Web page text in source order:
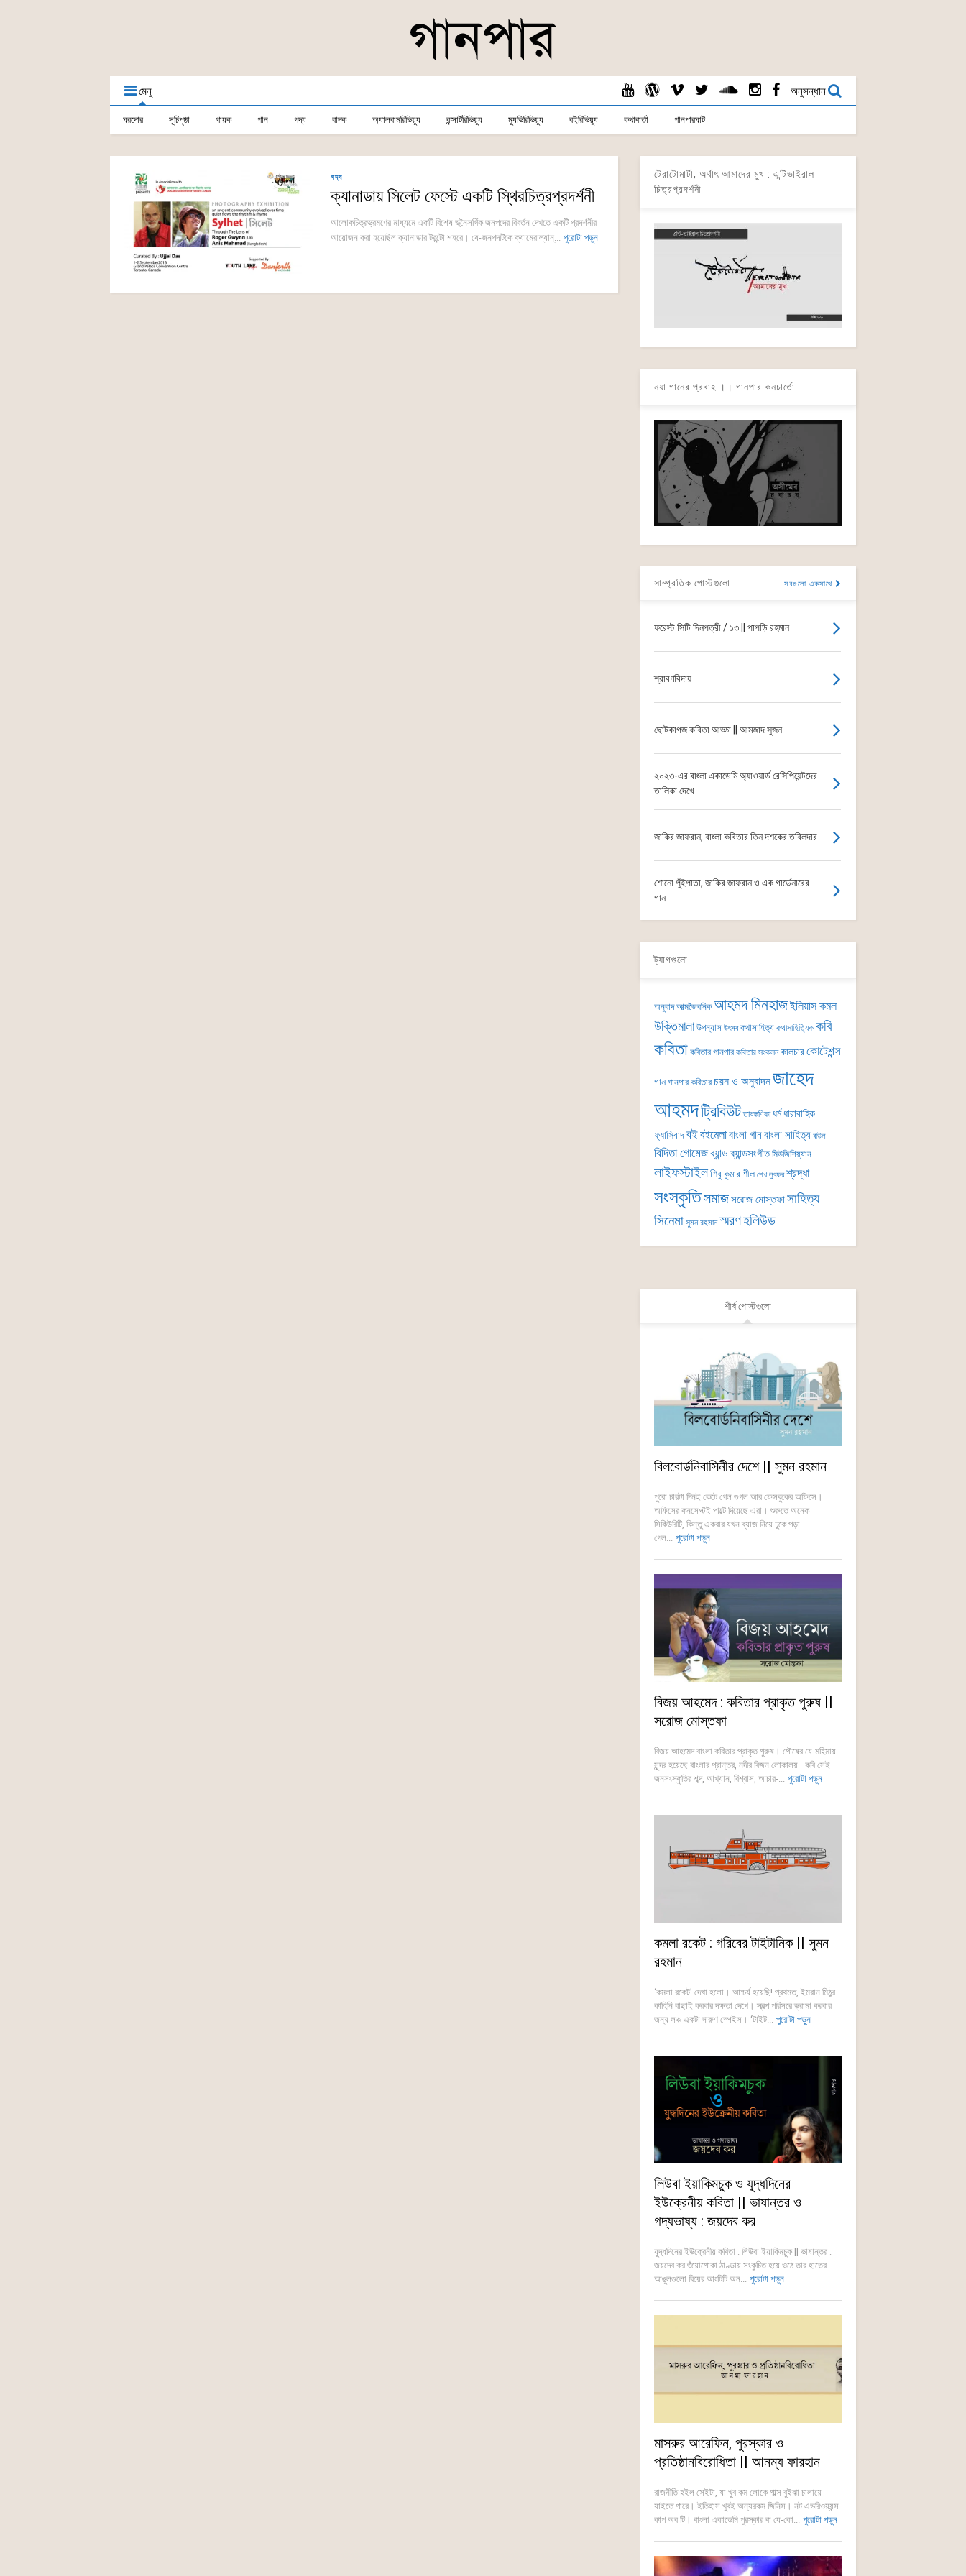
মেনু অনুসন্ধান
ঘরদোর সূচিপৃষ্ঠা গায়ক গান গদ্য বাদক অ্যালবামরিভিয়্যু কন্সার্টরিভিয়্যু ম্যুভিরিভিয়্যু বইরিভিয়্যু কথাবার্তা গানপারঘাট
গদ্য
ক্যানাডায় সিলেট ফেস্টে একটি স্থিরচিত্রপ্রদর্শনী
আলোকচিত্রভ্রমণের মাধ্যমে একটি বিশেষ ভূনৈসর্গিক জনপদের বিবর্তন দেখতে একটি প্রদর্শনীর
আয়োজন করা হয়েছিল ক্যানাডার টরন্টো শহরে। যে-জনপদটিকে ক্যামেরাল্যান্... পুরোটা পড়ুন
টেরাটোমার্টা, অর্থাৎ আমাদের মুখ : এন্টিভাইরাল
চিত্রপ্রদর্শনী
নয়া গানের প্রবাহ ।। গানপার কনচার্তো
সাম্প্রতিক পোস্টগুলো সবগুলো একসাথে
ফরেস্ট সিটি দিনপত্রী / ১৩ || পাপড়ি রহমান
শ্রাবণবিদায়
ছোটকাগজ কবিতা আড্ডা || আমজাদ সুজন
২০২৩-এর বাংলা একাডেমি অ্যাওয়ার্ড রেসিপিয়েন্টদের
তালিকা দেখে
জাকির জাফরান, বাংলা কবিতার তিন দশকের তবিলদার
শোনো পুঁইপাতা, জাকির জাফরান ও এক গার্ডেনারের
গান
ট্যাগগুলো
অনুবাদ আত্মজৈবনিক আহমদ মিনহাজইলিয়াস কমল
উক্তিমালা উপন্যাস উৎসব কথাসাহিত্য কথাসাহিত্যিক কবি
কবিতা কবিতার গানপার কবিতার সংকলন কালচারকোটেশন্স
গান গানপার কবিতার চয়ন ও অনুবাদনজাহেদ
আহমদট্রিবিউট তাৎক্ষণিকা ধর্ম ধারাবাহিক
ফ্যাসিবাদবইবইমেলাবাংলা গানবাংলা সাহিত্য বাউল
বিদিতা গোমেজব্যান্ডব্যান্ডসংগীত মিউজিশিয়্যান
লাইফস্টাইলশিবু কুমার শীল শেখ লুৎফর শ্রদ্ধা
সংস্কৃতিসমাজসরোজ মোস্তফাসাহিত্য
সিনেমা সুমন রহমান স্মরণহলিউড
শীর্ষ পোস্টগুলো
বিলবোর্ডনিবাসিনীর দেশে || সুমন রহমান
পুরো চারটা দিনই কেটে গেল গুগল আর ফেসবুকের অফিসে।
অফিসের কনসেপ্টই পাল্টে দিয়েছে এরা। শুরুতে অনেক
সিকিউরিটি, কিন্তু একবার যখন ব্যাজ নিয়ে ঢুকে পড়া
গেল... পুরোটা পড়ুন
বিজয় আহমেদ : কবিতার প্রাকৃত পুরুষ ||
সরোজ মোস্তফা
বিজয় আহমেদ বাংলা কবিতার প্রাকৃত পুরুষ। পৌষের যে-মহিমায়
সুন্দর হয়েছে বাংলার প্রান্তর, নদীর বিজন লোকালয়—কবি সেই
জনসংস্কৃতির শব্দ, আখ্যান, বিশ্বাস, আচার-... পুরোটা পড়ুন
কমলা রকেট : গরিবের টাইটানিক || সুমন
রহমান
‘কমলা রকেট’ দেখা হলো। আশ্চর্য হয়েছি! প্রথমত, ইমরান মিঠুর
কাহিনি বাছাই করবার দক্ষতা দেখে। স্বল্প পরিসরে ড্রামা করবার
জন্য লঞ্চ একটা দারুণ স্পেইস। ‘টাইট... পুরোটা পড়ুন
লিউবা ইয়াকিমচুক ও যুদ্ধদিনের
ইউক্রেনীয় কবিতা || ভাষান্তর ও
গদ্যভাষ্য : জয়দেব কর
যুদ্ধদিনের ইউক্রেনীয় কবিতা : লিউবা ইয়াকিমচুক || ভাষান্তর :
জয়দেব কর শুঁয়োপোকা ঠাণ্ডায় সংকুচিত হয়ে ওঠে তার হাতের
আঙুলগুলো বিয়ের আংটিটি অন... পুরোটা পড়ুন
মাসরুর আরেফিন, পুরস্কার ও
প্রতিষ্ঠানবিরোধিতা || আনম্য ফারহান
রাজনীতি হইল সেইটা, যা খুব কম লোকে পাল্স বুইঝা চালায়ে
যাইতে পারে। ইতিহাস খুবই অন্যরকম জিনিস। নট এভরিওয়্যন্স
কাপ অব টি। বাংলা একাডেমি পুরস্কার বা যে-কো... পুরোটা পড়ুন